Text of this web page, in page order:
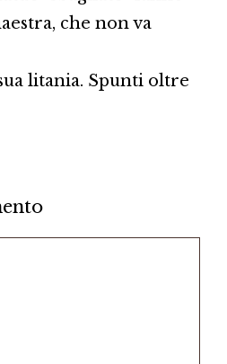
che non va
litania. Spunti oltre